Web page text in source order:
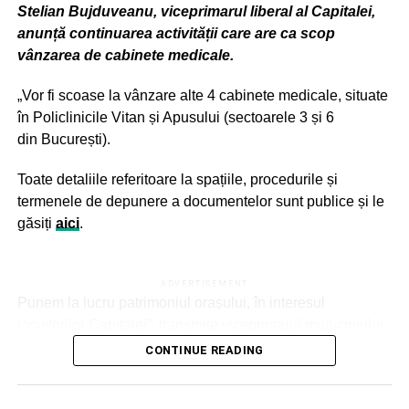
Administraţiei Spitalelor şi Serviciilor Medicale Bucureşti
– 592.200 lei;
fluxurilor interne de documente şi a modalităţii de
interacţiune cu terţii” în cuantum de 5.876.234 lei (inclusiv
TVA) – cheltuieli nerambursabile;
ADVERTISEMENT
– Spitalul Clinic Filantropia – proiectul “Digitalizarea
– Spitalul Clinic de Ortopedie, Traumatologie şi TBC
Osteoarticular Foişor – proiectul “Implementarea unei
Stelian Bujduveanu, viceprimarul liberal al Capitalei,
anunță continuarea activității care are ca scop
vânzarea de cabinete medicale.
„Vor fi scoase la vânzare alte 4 cabinete medicale, situate
în Policlinicile Vitan și Apusului (sectoarele 3 și 6
din București).
Toate detaliile referitoare la spațiile, procedurile și
termenele de depunere a documentelor sunt publice și le
găsiți aici.
CONTINUE READING